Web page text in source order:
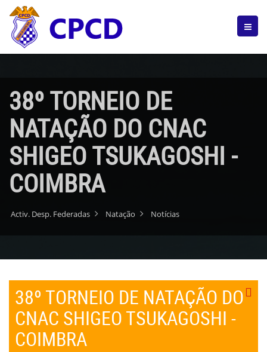
38º TORNEIO DE
NATAÇÃO DO CNAC
SHIGEO TSUKAGOSHI -
COIMBRA
Activ. Desp. Federadas Natação Notícias
38º TORNEIO DE NATAÇÃO DO
CNAC SHIGEO TSUKAGOSHI -
COIMBRA